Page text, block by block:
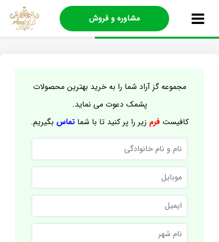
مشاوره و فروش
مجموعه گز آراد شما را به خرید بهترین محصولات
پشمک دعوت می نماید.
کافیستفرم زیر را پر کنید تا با شماتماس بگیریم.
نام
و
نام
خانوادگی
موبایل
ایمیل
نام
شهر